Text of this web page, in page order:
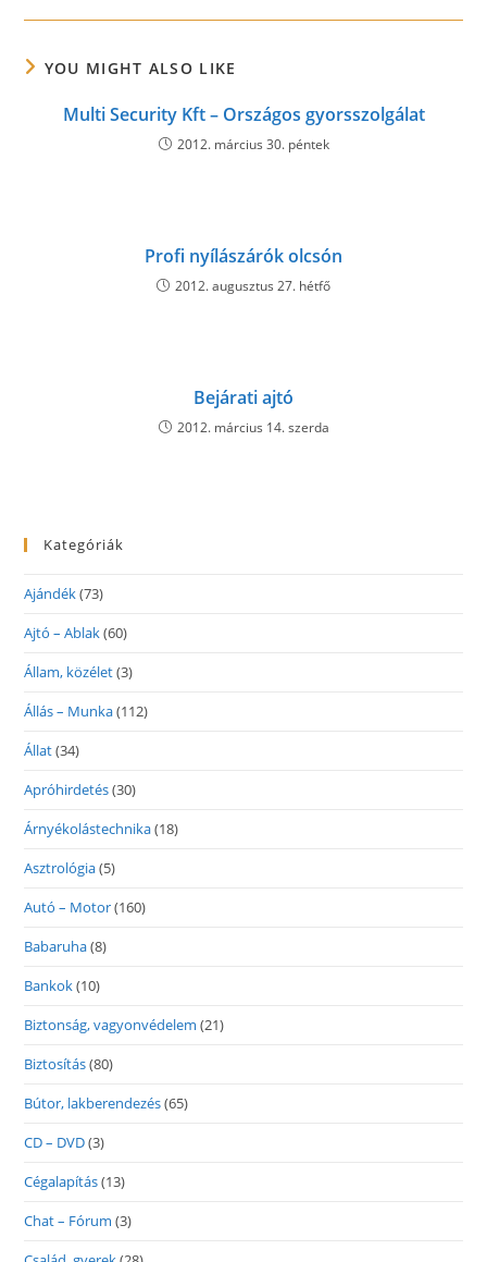
YOU MIGHT ALSO LIKE
Multi Security Kft – Országos gyorsszolgálat
2012. március 30. péntek
Profi nyílászárók olcsón
2012. augusztus 27. hétfő
Bejárati ajtó
2012. március 14. szerda
Kategóriák
Ajándék(73)
Ajtó – Ablak(60)
Állam, közélet(3)
Állás – Munka(112)
Állat(34)
Apróhirdetés(30)
Árnyékolástechnika(18)
Asztrológia(5)
Autó – Motor(160)
Babaruha(8)
Bankok(10)
Biztonság, vagyonvédelem (21)
Biztosítás(80)
Bútor, lakberendezés(65)
CD – DVD(3)
Cégalapítás(13)
Chat – Fórum (3)